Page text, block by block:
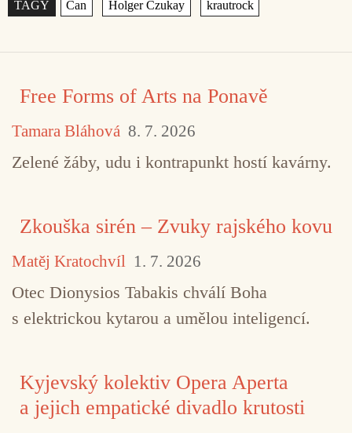
Free Forms of Arts na Ponavě
Tamara Bláhová 8. 7. 2026
Zelené žáby, udu i kontrapunkt hostí kavárny.
Zkouška sirén – Zvuky rajského kovu
Matěj Kratochvíl 1. 7. 2026
Otec Dionysios Tabakis chválí Boha
s elektrickou kytarou a umělou inteligencí.
Kyjevský kolektiv Opera Aperta
a jejich empatické divadlo krutosti